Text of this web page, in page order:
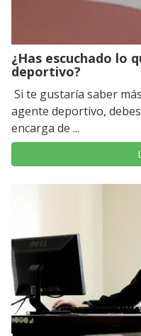
¿Has escuchado lo
deportivo?
Si te gustaría saber
agente deportivo,
encarga de ...